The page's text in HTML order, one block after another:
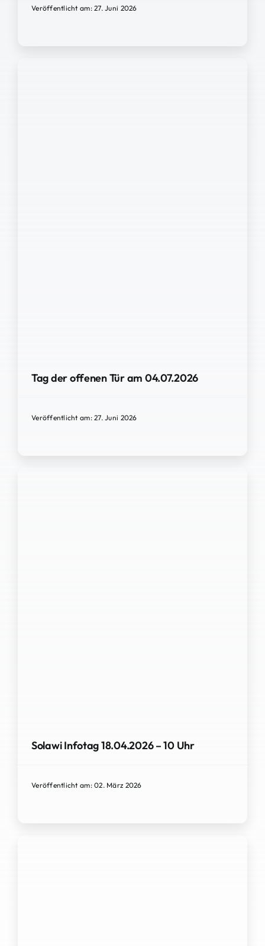
Veröffentlicht am: 27. Juni 2026
Tag der offenen Tür am 04.07.2026
Veröffentlicht am: 27. Juni 2026
Solawi Infotag 18.04.2026 – 10 Uhr
Veröffentlicht am: 02. März 2026